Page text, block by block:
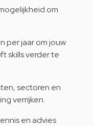
om
per jaar om jouw
skills verder te
sectoren en
verrijken.
en advies